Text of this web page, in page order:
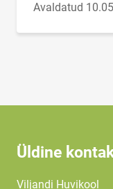
Avaldatud
Üldine
Viljandi Huvikool